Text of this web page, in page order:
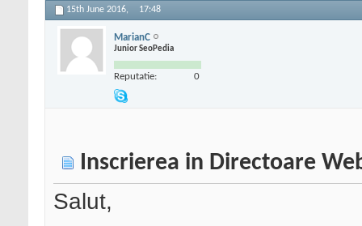
15th June 2016, 17:48
MarianC
Junior SeoPedia
Reputatie: 0
Inscrierea in Directoare
Salut,